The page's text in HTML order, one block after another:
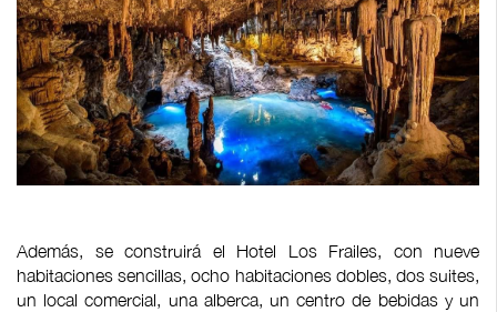
Además, se construirá el Hotel Los Frailes, con nueve
habitaciones sencillas, ocho habitaciones dobles, dos suites,
un local comercial, una alberca, un centro de bebidas y un